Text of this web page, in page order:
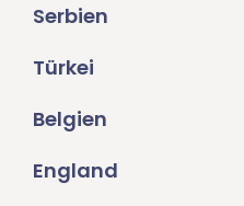
Serbien
Türkei
Belgien
England